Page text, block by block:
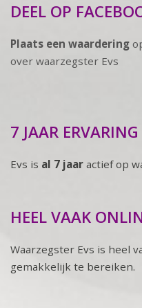
DEEL OP
Plaats een waardering
over waarzegster Evs
7 JAAR ERVARING
Evs is al 7 jaar actief op
HEEL VAAK
Waarzegster Evs is heel
gemakkelijk te bereiken.